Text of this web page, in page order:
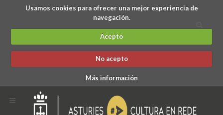
Usamos cookies para ofrecer una mejor experiencia de
navegación.
Acepto
No acepto
Más información